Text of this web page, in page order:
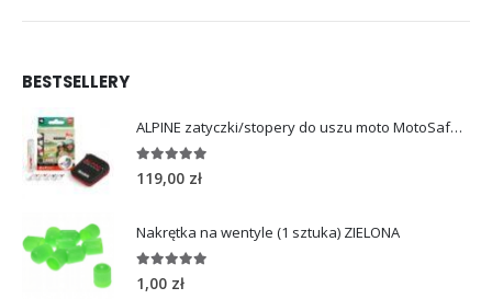
BESTSELLERY
ALPINE zatyczki/stopery do uszu moto MotoSafe Pro
4.96out of 5
119,00 zł
Nakrętka na wentyle (1 sztuka) ZIELONA
5.00 out of 5
1,00 zł